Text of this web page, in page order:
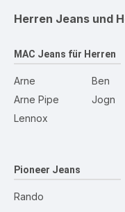
Herren Jeans und
MAC Jeans für Herren
Arne
Arne Pipe
Lennox
Ben
Jogn
Pioneer Jeans
Rando